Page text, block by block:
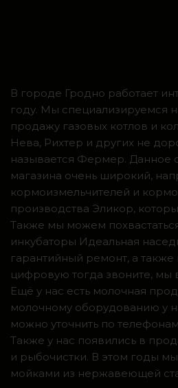
В городе Гродно работает
году. Мы специализируемся
продажу газовых котлов и
Нева, Рихтер и других не
называется Фермер. Данное
магазина очень широкий,
кормоизмельчителей и
производства Эликор,
Также мы можем
инкубаторы Идеальная
гарантийный ремонт, а
цифровую тогда звоните, мы
Ещё у нас есть молочная
молочному оборудованию у
можно уточнить по
Также у нас появились в
и рыбочистки. В этом годы
мойками из нержавеющей